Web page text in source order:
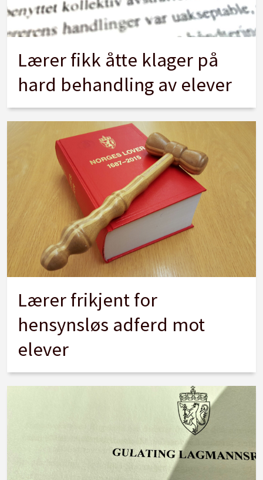
Lærer fikk åtte klager på
hard behandling av elever
Lærer frikjent for
hensynsløs adferd mot
elever